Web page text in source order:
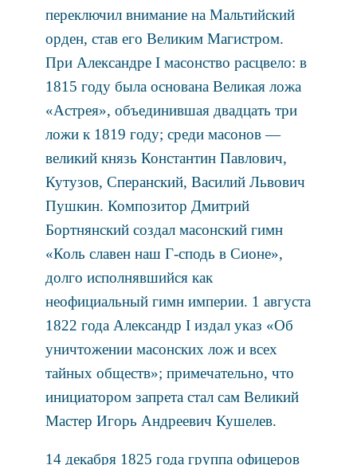
переключил внимание на Мальтийский
орден, став его Великим Магистром.
При Александре I масонство расцвело: в
1815 году была основана Великая ложа
«Астрея», объединившая двадцать три
ложи к 1819 году; среди масонов —
великий князь Константин Павлович,
Кутузов, Сперанский, Василий Львович
Пушкин. Композитор Дмитрий
Бортнянский создал масонский гимн
«Коль славен наш Г-сподь в Сионе»,
долго исполнявшийся как
неофициальный гимн империи. 1 августа
1822 года Александр I издал указ «Об
уничтожении масонских лож и всех
тайных обществ»; примечательно, что
инициатором запрета стал сам Великий
Мастер Игорь Андреевич Кушелев.
14 декабря 1825 года группа офицеров